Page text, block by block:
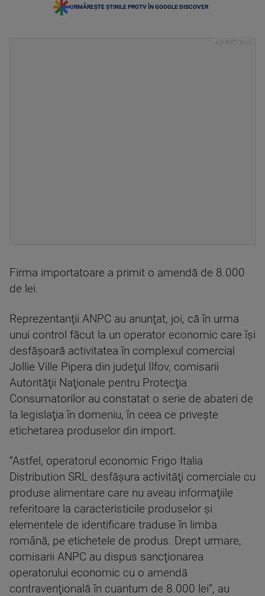
URMĂREȘTE ȘTIRILE PROTV ÎN GOOGLE DISCOVER
Firma importatoare a primit o amendă de 8.000
de lei.
Reprezentanţii ANPC au anunţat, joi, că în urma
unui control făcut la un operator economic care îşi
desfăşoară activitatea în complexul comercial
Jollie Ville Pipera din judeţul Ilfov, comisarii
Autorităţii Naţionale pentru Protecţia
Consumatorilor au constatat o serie de abateri de
la legislaţia în domeniu, în ceea ce priveşte
etichetarea produselor din import.
”Astfel, operatorul economic Frigo Italia
Distribution SRL desfăşura activităţi comerciale cu
produse alimentare care nu aveau informaţiile
referitoare la caracteristicile produselor şi
elementele de identificare traduse în limba
română, pe etichetele de produs. Drept urmare,
comisarii ANPC au dispus sancţionarea
operatorului economic cu o amendă
contravenţională în cuantum de 8.000 lei”, au